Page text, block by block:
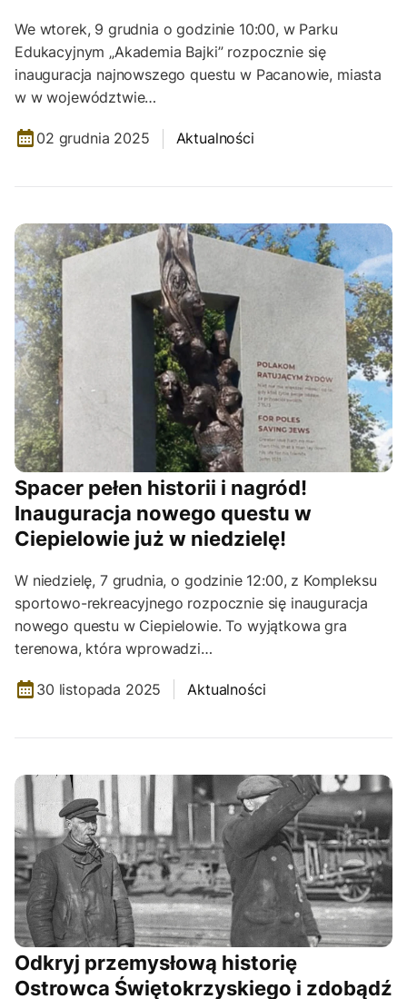
We wtorek, 9 grudnia o godzinie 10:00, w Parku
Edukacyjnym „Akademia Bajki” rozpocznie się
inauguracja najnowszego questu w Pacanowie, miasta
w w województwie…
02 grudnia 2025 Aktualności
Spacer pełen historii i nagród!
Inauguracja nowego questu w
Ciepielowie już w niedzielę!
W niedzielę, 7 grudnia, o godzinie 12:00, z Kompleksu
sportowo-rekreacyjnego rozpocznie się inauguracja
nowego questu w Ciepielowie. To wyjątkowa gra
terenowa, która wprowadzi…
30 listopada 2025 Aktualności
Odkryj przemysłową historię
Ostrowca Świętokrzyskiego i zdobądź